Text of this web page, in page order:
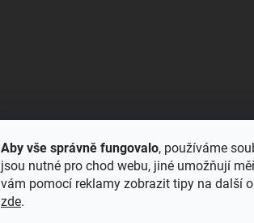
Aby vše správně fungovalo, používáme
jsou nutné pro chod webu, jiné umožňují
vám pomocí reklamy zobrazit tipy na další
zde.